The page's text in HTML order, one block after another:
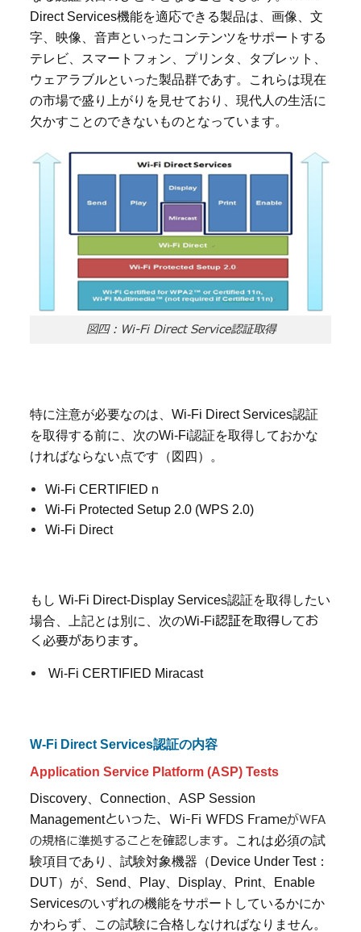
Direct Services機能を適応できる製品は、画像、文
字、映像、音声といったコンテンツをサポートする
テレビ、スマートフォン、プリンタ、タブレット、
ウェアラブルといった製品群であす。これらは現在
の市場で盛り上がりを見せており、現代人の生活に
欠かすことのできないものとなっています。
図四：Wi-Fi Direct Service認証取得
特に注意が必要なのは、Wi-Fi Direct Services認証
を取得する前に、次のWi-Fi認証を取得しておかな
ければならない点です（図四）。
Wi-Fi CERTIFIED n
Wi-Fi Protected Setup 2.0 (WPS 2.0)
Wi-Fi Direct
もし Wi-Fi Direct-Display Services認証を取得したい
場合、上記とは別に、次のWi-Fi認証を取得してお
く必要があります。
Wi-Fi CERTIFIED Miracast
W-Fi Direct Services認証の内容
Application Service Platform (ASP) Tests
Discovery 、Connection、ASP Session
Managementといった、Wi-Fi WFDS FrameがWFA
の規格に準拠することを確認します。
これは必須の試
験項目であり、試験対象機器（ Device Under Test：
DUT）が、 Send Play Display Print、 Enable
Servicesのいずれの機能をサポートしているかにか
かわらず、この試験に合格しなければなりません。